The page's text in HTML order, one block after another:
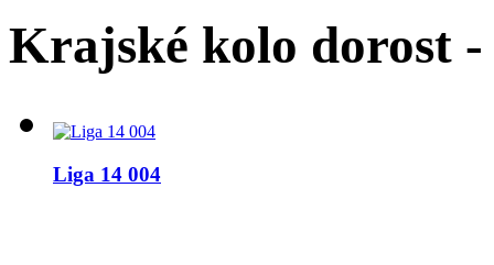
Krajské kolo dorost -
Liga 14 004